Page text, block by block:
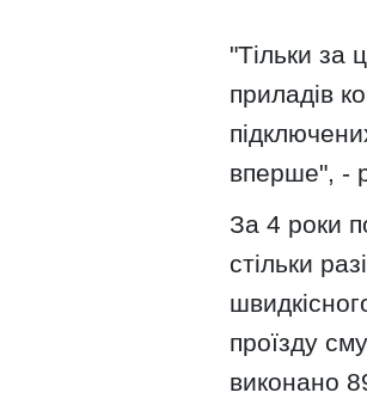
"Тільки за
приладів
вперше", -
За 4 роки
стільки
проїзду
виконано